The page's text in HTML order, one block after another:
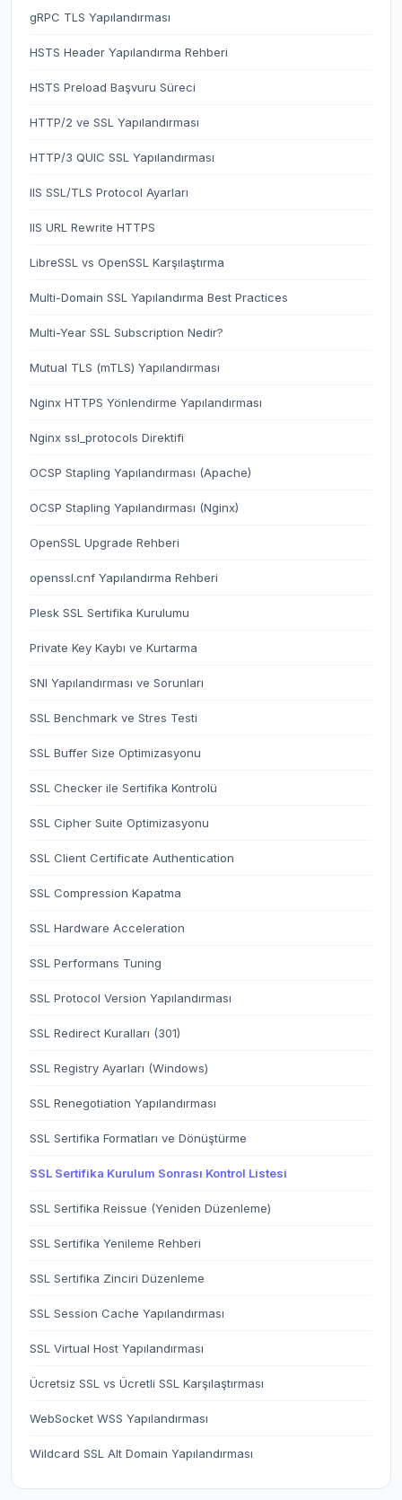
gRPC TLS Yapılandırması
HSTS Header Yapılandırma Rehberi
HSTS Preload Başvuru Süreci
HTTP/2 ve SSL Yapılandırması
HTTP/3 QUIC SSL Yapılandırması
IIS SSL/TLS Protocol Ayarları
IIS URL Rewrite HTTPS
LibreSSL vs OpenSSL Karşılaştırma
Multi-Domain SSL Yapılandırma Best Practices
Multi-Year SSL Subscription Nedir?
Mutual TLS (mTLS) Yapılandırması
Nginx HTTPS Yönlendirme Yapılandırması
Nginx ssl_protocols Direktifi
OCSP Stapling Yapılandırması (Apache)
OCSP Stapling Yapılandırması (Nginx)
OpenSSL Upgrade Rehberi
openssl.cnf Yapılandırma Rehberi
Plesk SSL Sertifika Kurulumu
Private Key Kaybı ve Kurtarma
SNI Yapılandırması ve Sorunları
SSL Benchmark ve Stres Testi
SSL Buffer Size Optimizasyonu
SSL Checker ile Sertifika Kontrolü
SSL Cipher Suite Optimizasyonu
SSL Client Certificate Authentication
SSL Compression Kapatma
SSL Hardware Acceleration
SSL Performans Tuning
SSL Protocol Version Yapılandırması
SSL Redirect Kuralları (301)
SSL Registry Ayarları (Windows)
SSL Renegotiation Yapılandırması
SSL Sertifika Formatları ve Dönüştürme
SSL Sertifika Kurulum Sonrası Kontrol Listesi
SSL Sertifika Reissue (Yeniden Düzenleme)
SSL Sertifika Yenileme Rehberi
SSL Sertifika Zinciri Düzenleme
SSL Session Cache Yapılandırması
SSL Virtual Host Yapılandırması
Ücretsiz SSL vs Ücretli SSL Karşılaştırması
WebSocket WSS Yapılandırması
Wildcard SSL Alt Domain Yapılandırması